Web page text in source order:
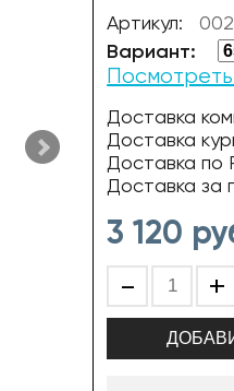
Артикул:
Вариант:
Доставка
Доставка
Доставка по
Доставка за
3 120
- +